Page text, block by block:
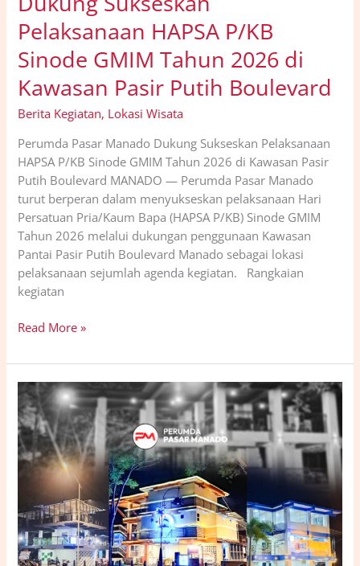
Pelaksanaan HAPSA P/KB
Sinode GMIM Tahun 2026 di
Kawasan Pasir Putih Boulevard
Berita Kegiatan, Lokasi Wisata
Perumda Pasar Manado Dukung Sukseskan Pelaksanaan
HAPSA P/KB Sinode GMIM Tahun 2026 di Kawasan Pasir
Putih Boulevard MANADO — Perumda Pasar Manado
turut berperan dalam menyukseskan pelaksanaan Hari
Persatuan Pria/Kaum Bapa (HAPSA P/KB) Sinode GMIM
Tahun 2026 melalui dukungan penggunaan Kawasan
Pantai Pasir Putih Boulevard Manado sebagai lokasi
pelaksanaan sejumlah agenda kegiatan. Rangkaian
kegiatan
Read More »
MBW
II
Menjelma
Jadi
Ikon
Gaya
Hidup
Baru:
Modern,
Terbuka,